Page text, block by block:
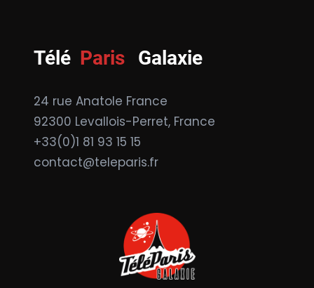
Télé Paris Galaxie
24 rue Anatole France
92300 Levallois-Perret, France
+33(0)1 81 93 15 15
contact@teleparis.fr